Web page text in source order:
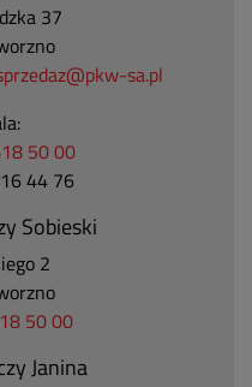
37
sa.pl
50 00
44 76
Sobieski
2
50 00
Janina